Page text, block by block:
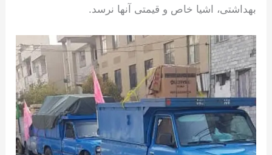
بهداشتی، اشیا خاص و قیمتی آنها نرسد.